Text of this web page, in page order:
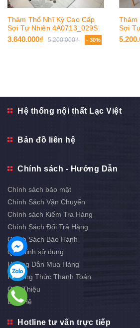
Thảm Thổ Nhĩ Kỳ Cao Cấp
Sợi Tự Nhiên 4A0713_029S
3.640.000₫ 5.200.000₫ - 30%
Thảm
Sợi
Hệ thống nội thất Lạc Việt
Bản đồ liên hệ
Chính sách - Hướng Dẫn
Chính sách bảo mật
Chính Sách Vận Chuyển
Chính sách Kiểm Tra Hàng
Chính Sách Đổi Trả Hàng
Chính Sách Bảo Hành
Quy định sử dụng
Hướng Dẫn Mua Hàng
Phương Thức Thanh Toán
Giới Thiệu
Liên Hệ
Hotline tư vấn trực tiếp